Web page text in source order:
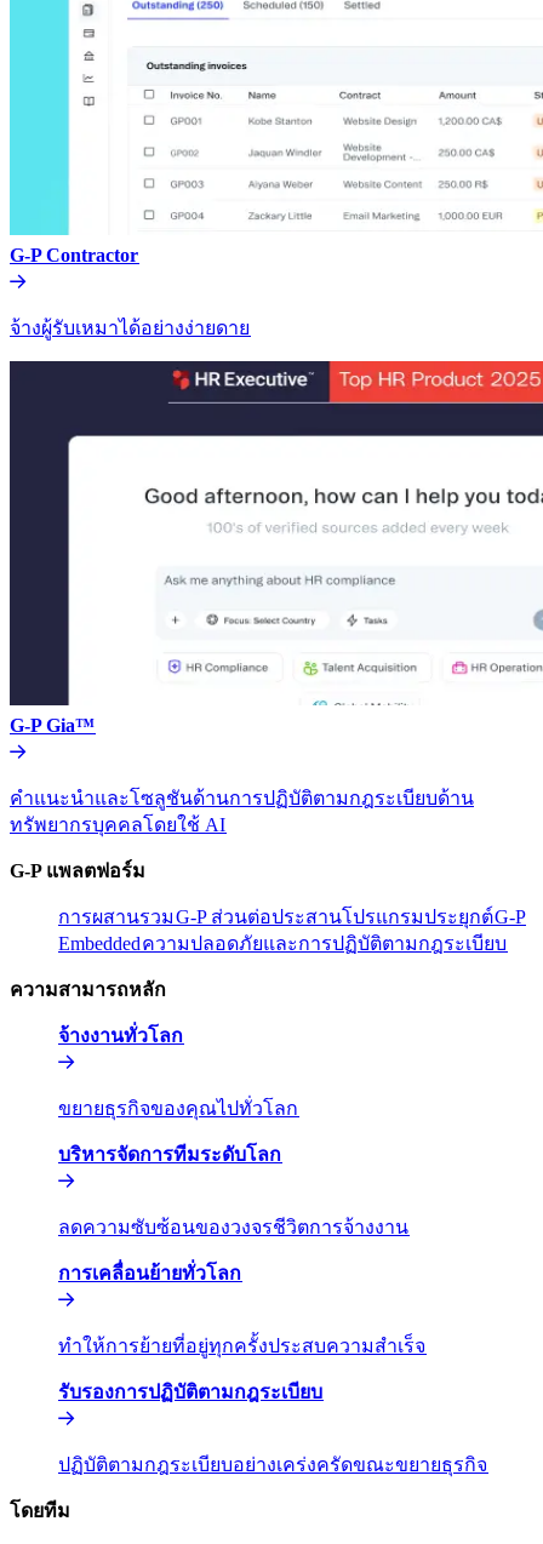
G-P Contractor​​
จ้างผู้รับเหมาได้อย่างง่ายดาย​​
G-P Gia™​​
คำแนะนำและโซลูชันด้านการปฏิบัติตามกฎระเบียบด้าน
ทรัพยากรบุคคลโดยใช้ AI​​
G-P แพลตฟอร์ม​​
การผสานรวม​​G-P ส่วนต่อประสานโปรแกรมประยุกต์​​G-P
Embedded​​ความปลอดภัยและการปฏิบัติตามกฎระเบียบ​​
ความสามารถหลัก​​
จ้างงานทั่วโลก​​
ขยายธุรกิจของคุณไปทั่วโลก​​
บริหารจัดการทีมระดับโลก​​
ลดความซับซ้อนของวงจรชีวิตการจ้างงาน​​
การเคลื่อนย้ายทั่วโลก​​
ทำให้การย้ายที่อยู่ทุกครั้งประสบความสำเร็จ​​
รับรองการปฏิบัติตามกฎระเบียบ​​
ปฏิบัติตามกฎระเบียบอย่างเคร่งครัดขณะขยายธุรกิจ​​
โดยทีม​​